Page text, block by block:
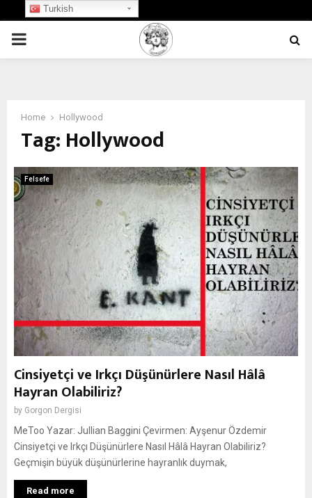
PRIMARY
Home Hollywood
Tag: Hollywood
Felsefe
Cinsiyetçi ve Irkçı Düşünürlere Nasıl Hâlâ
Hayran Olabiliriz?
by Gorgon Dergisi
MeToo Yazar: Jullian Baggini Çevirmen: Ayşenur Özdemir
Cinsiyetçi ve Irkçı Düşünürlere Nasıl Hâlâ Hayran Olabiliriz?
Geçmişin büyük düşünürlerine hayranlık duymak,
Read more
Turkish